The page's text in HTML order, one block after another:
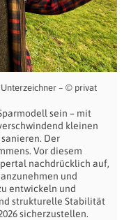
Unterzeichner – © privat
sein – mit
kleinen
Der
Vor diesem
nachdrücklich auf,
und
entwickeln und
strukturelle Stabilität
sicherzustellen.